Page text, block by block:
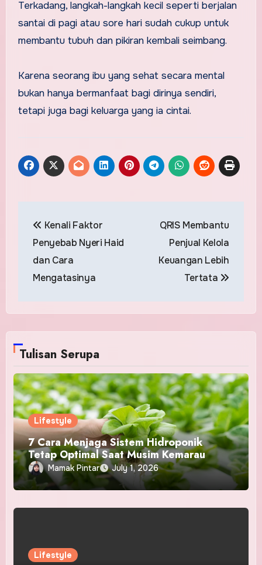
Terkadang, langkah-langkah kecil seperti berjalan
santai di pagi atau sore hari sudah cukup untuk
membantu tubuh dan pikiran kembali seimbang.
Karena seorang ibu yang sehat secara mental
bukan hanya bermanfaat bagi dirinya sendiri,
tetapi juga bagi keluarga yang ia cintai.
navigation
Kenali Faktor
Penyebab Nyeri Haid
dan Cara
Mengatasinya
QRIS Membantu
Penjual Kelola
Keuangan Lebih
Tertata
Tulisan Serupa
Lifestyle
7 Cara Menjaga Sistem Hidroponik
Tetap Optimal Saat Musim Kemarau
Mamak Pintar July 1, 2026
Lifestyle